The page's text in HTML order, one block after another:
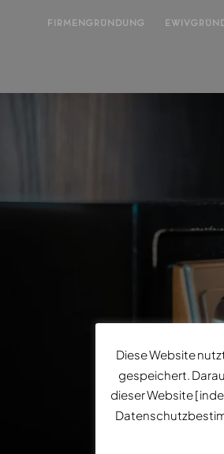
FIRMENGRÜNDUNG
Diese Website
gespeichert.
dieser Website [